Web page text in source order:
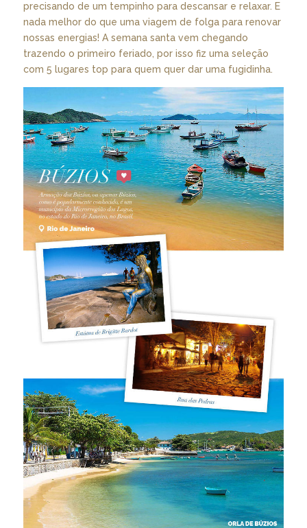
precisando de um tempinho para descansar e relaxar. E
nada melhor do que uma viagem de folga para renovar
nossas energias! A semana santa vem chegando
trazendo o primeiro feriado, por isso fiz uma seleção
com 5 lugares top para quem quer dar uma fugidinha.